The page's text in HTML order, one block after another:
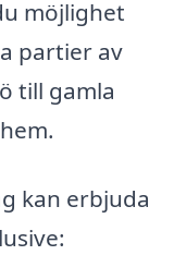
möjlighet
partier av
till gamla
kan erbjuda